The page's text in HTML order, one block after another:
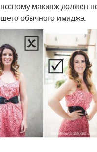
макияж должен
обычного имиджа.